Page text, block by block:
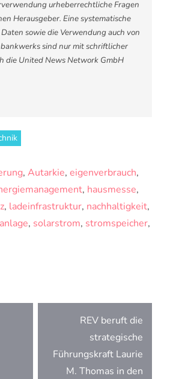
urheberrechtliche Fragen
Herausgeber. Eine systematische
sowie die Verwendung auch von
sind nur mit schriftlicher
die United News Network GmbH
, Autarkie, eigenverbrauch,
, hausmesse,
, ladeinfrastruktur, nachhaltigkeit,
, solarstrom, stromspeicher,
REV beruft die
strategische
Führungskraft Laurie
M. Thomas in den